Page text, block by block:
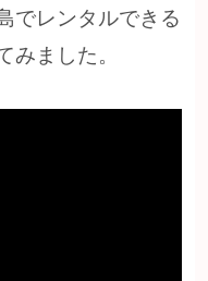
でレンタルできる
ました。